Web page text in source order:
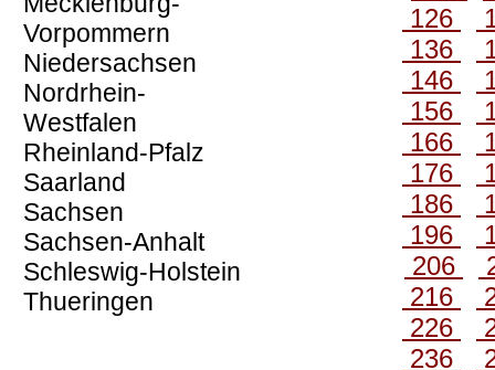
Vorpommern
Niedersachsen
Nordrhein-
Westfalen
Rheinland-Pfalz
Saarland
Sachsen
Sachsen-Anhalt
Schleswig-Holstein
Thueringen
126
136
146
156
166
176
186
196
206
216
226
236